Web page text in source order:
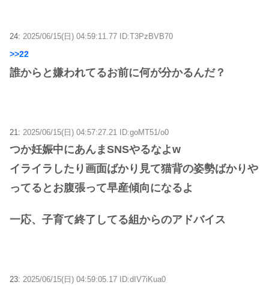
24: 2025/06/15(日) 04:59:11.77 ID:T3PzBVB70
>>22
誰からと嫌われてるお前に何が分かるんだ？
21: 2025/06/15(日) 04:57:27.21 ID:goMT51/o0
つか妊娠中にあんまSNSやるなよw
イライラしたり画面ばかり見て猫背の姿勢ばかりや
ってるとお腹張って早産傾向になるよ
一応、子育て終了してる組からのアドバイス
23: 2025/06/15(日) 04:59:05.17 ID:dIV7iKua0